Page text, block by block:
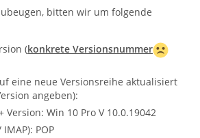
bitten wir um folgende
(konkrete Versionsnummer
eine neue Versionsreihe aktualisiert
angeben):
Version: Win 10 Pro V 10.0.19042
POP